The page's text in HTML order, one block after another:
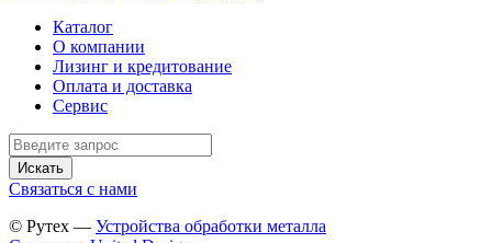
Каталог
О компании
Лизинг и кредитование
Оплата и доставка
Сервис
Искать
Связаться с нами
© Рутех — Устройства обработки металла